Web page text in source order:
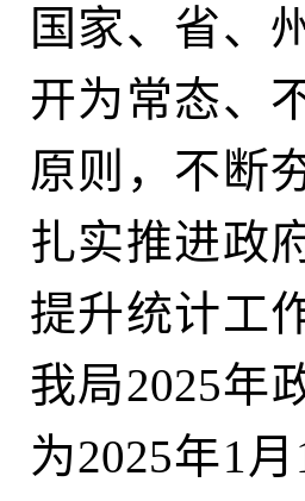
国家、省、
开为常态、
原则，不断
扎实推进政
提升统计工
我局2025年
为2025年1